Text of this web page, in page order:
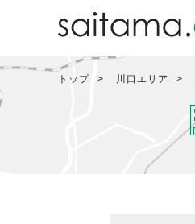
トップ 川口エリア